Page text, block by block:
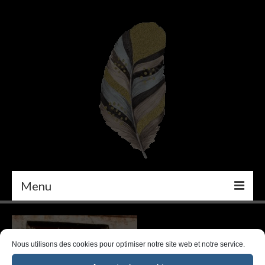
Nous utilisons des cookies pour optimiser notre site web et notre service.
Menu
PEINTURE
DÉCORATION INTÉRIEURE